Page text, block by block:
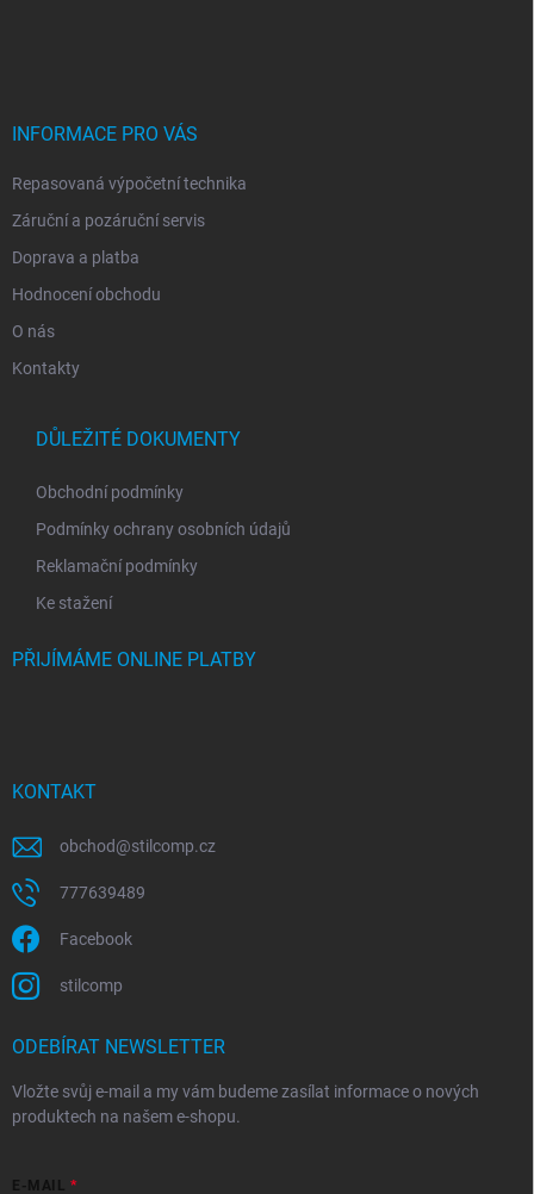
INFORMACE PRO VÁS
Repasovaná výpočetní technika
Záruční a pozáruční servis
Doprava a platba
Hodnocení obchodu
O nás
Kontakty
DŮLEŽITÉ DOKUMENTY
Obchodní podmínky
Podmínky ochrany osobních údajů
Reklamační podmínky
Ke stažení
PŘIJÍMÁME ONLINE PLATBY
KONTAKT
obchod@stilcomp.cz
777639489
Facebook
stilcomp
ODEBÍRAT NEWSLETTER
Vložte svůj e-mail a my vám budeme zasílat informace o nových
produktech na našem e-shopu.
E-MAIL